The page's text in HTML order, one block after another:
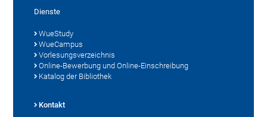
Dienste
WueStudy
WueCampus
Vorlesungsverzeichnis
Online-Bewerbung und Online-Einschreibung
Katalog der Bibliothek
Kontakt